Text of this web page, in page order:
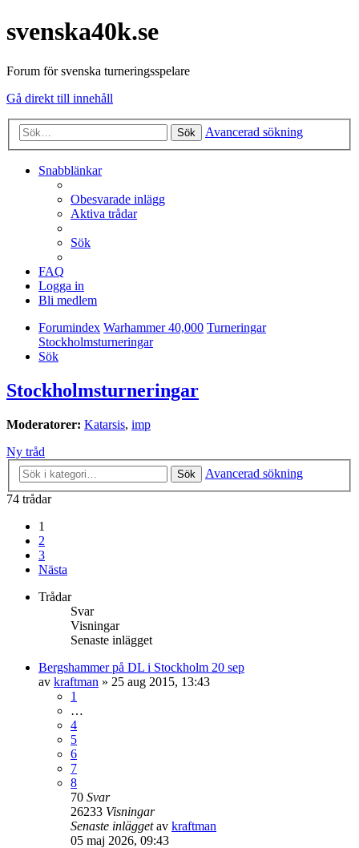
svenska40k.se
Forum för svenska turneringsspelare
Gå direkt till innehåll
Sök Avancerad sökning
Snabblänkar
Obesvarade inlägg
Aktiva trådar
Sök
FAQ
Logga in
Bli medlem
Forumindex Warhammer 40,000 Turneringar
Stockholmsturneringar
Sök
Stockholmsturneringar
Moderatorer: Katarsis, imp
Ny tråd
Sök
Avancerad sökning
74 trådar
1
2
3
Nästa
Trådar
Svar
Visningar
Senaste inlägget
Bergshammer på DL i Stockholm 20 sep
av kraftman » 25 aug 2015, 13:43
1
…
4
5
6
7
8
70 Svar
26233 Visningar
Senaste inläggetav kraftman
05 maj 2026, 09:43